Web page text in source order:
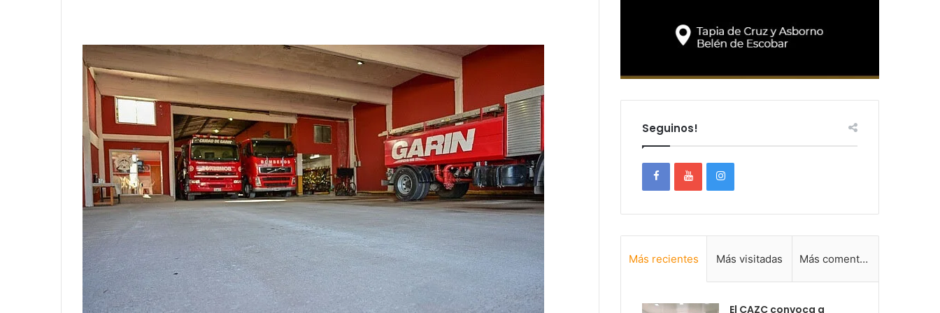
Seguinos!
Más recientes Más visitadas Más comentadas
El CAZC convoca a